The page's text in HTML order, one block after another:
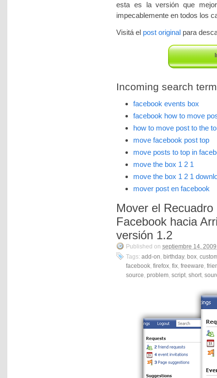
esta es la versión que
impecablemente en todos los
Visitá el post original para
Incoming search
facebook events box
facebook how to move
how to move post to the
move facebook post top
move posts to top in
move the box 1 2 1
move the box 1 2 1
mover post en facebook
Mover el
Facebook hacia
versión 1.2
Published on septiembre 14, 2009
Tags: add-on, birthday, box,
facebook, firefox, fix, freeware,
source, problem, script, short,